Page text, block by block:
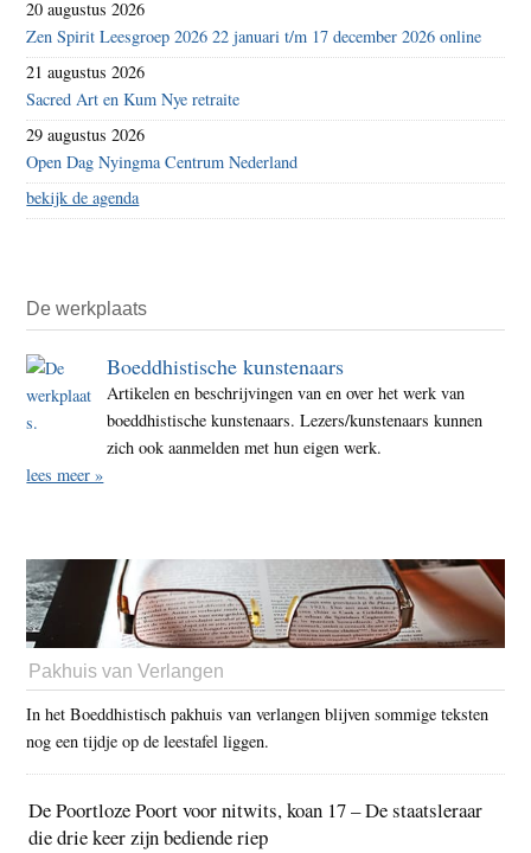
20 augustus 2026
Zen Spirit Leesgroep 2026 22 januari t/m 17 december 2026 online
21 augustus 2026
Sacred Art en Kum Nye retraite
29 augustus 2026
Open Dag Nyingma Centrum Nederland
bekijk de agenda
De werkplaats
Boeddhistische kunstenaars
Artikelen en beschrijvingen van en over het werk van
boeddhistische kunstenaars. Lezers/kunstenaars kunnen
zich ook aanmelden met hun eigen werk.
lees meer »
Pakhuis van Verlangen
In het Boeddhistisch pakhuis van verlangen blijven sommige teksten
nog een tijdje op de leestafel liggen.
De Poortloze Poort voor nitwits, koan 17 – De staatsleraar
die drie keer zijn bediende riep